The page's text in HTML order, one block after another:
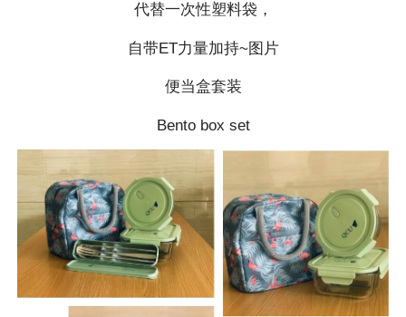
代替一次性塑料袋，
自带ET力量加持~图片
便当盒套装
Bento box set